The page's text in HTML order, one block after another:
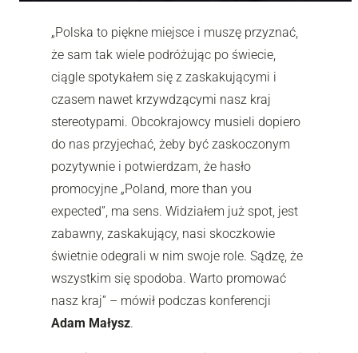
„Polska to piękne miejsce i muszę przyznać,
że sam tak wiele podróżując po świecie,
ciągle spotykałem się z zaskakującymi i
czasem nawet krzywdzącymi nasz kraj
stereotypami. Obcokrajowcy musieli dopiero
do nas przyjechać, żeby być zaskoczonym
pozytywnie i potwierdzam, że hasło
promocyjne „Poland, more than you
expected”, ma sens. Widziałem już spot, jest
zabawny, zaskakujący, nasi skoczkowie
świetnie odegrali w nim swoje role. Sądzę, że
wszystkim się spodoba. Warto promować
nasz kraj” – mówił podczas konferencji
Adam Małysz.